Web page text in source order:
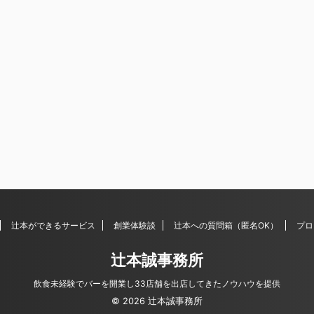
辻本ができるサービス 創業体験談 辻本への質問箱（匿名OK） プ
辻本誠事務所
飲食未経験でバーを開業し33店舗を出店してきたノウハウを提供
© 2026 辻本誠事務所